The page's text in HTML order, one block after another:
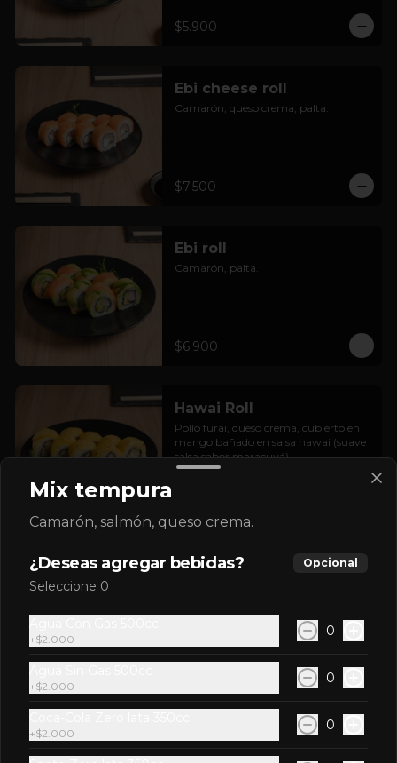
$5.900
Ebi cheese roll
Camarón, queso crema, palta.
$7.500
Ebi roll
Camarón, palta.
$6.900
Hawai Roll
Pollo furai, queso crema, cubierto en
mango bañado en salsa hawai (suave
salsa sabor maracuyá).
Maguro Furai Roll
spicy.
$7.900
Mix tempura
Camarón, salmón, queso crema.
¿Deseas agregar bebidas? Opcional
Seleccione 0
+$2.000
0
+$2.000
0
+$2.000
0